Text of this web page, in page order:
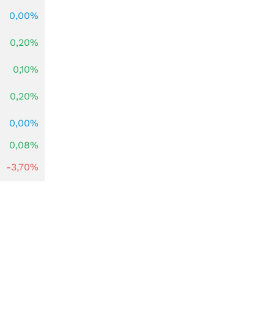
0,00%
0,20%
0,10%
0,20%
0,00%
0,08%
-3,70%